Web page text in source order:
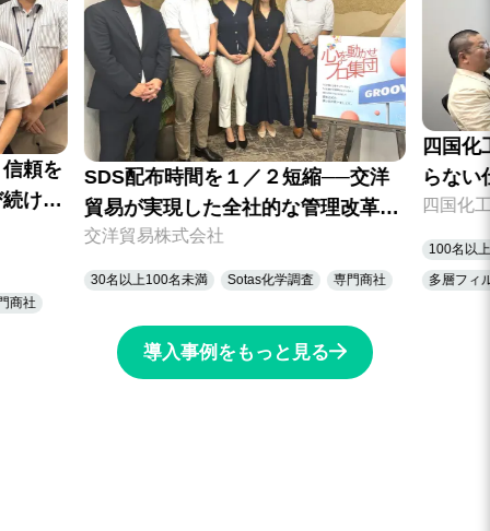
交洋
革：
四国化工 × Sotas 導入事例：“伝わ
らない仕事”を、“伝わる価値”へ。
Sotas化学調査が支える、信頼と誇
りの化学物質管理
四国化工株式会社
100名以上〜300名未満
多層フィルム
四国化
根ざす
だ、“
四国化
DX
導入事例をもっと見る